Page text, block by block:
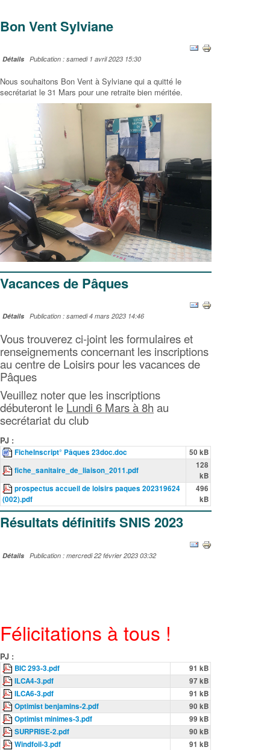
Bon Vent Sylviane
Détails Publication : samedi 1 avril 2023 15:30
Nous souhaitons Bon Vent à Sylviane qui a quitté le
secrétariat le 31 Mars pour une retraite bien méritée.
Vacances de Pâques
Détails Publication : samedi 4 mars 2023 14:46
Vous trouverez ci-joint les formulaires et
renseignements concernant les inscriptions
au centre de Loisirs pour les vacances de
Pâques
Veuillez noter que les inscriptions
débuteront le Lundi 6 Mars à 8h au
secrétariat du club
PJ :
FicheInscript° Pâques 23doc.doc
50 kB
fiche_sanitaire_de_liaison_2011.pdf
128
kB
prospectus accueil de loisirs paques 202319624
(002).pdf
496
kB
Résultats définitifs SNIS 2023
Détails Publication : mercredi 22 février 2023 03:32
Félicitations à tous !
PJ :
BIC 293-3.pdf
91 kB
ILCA4-3.pdf
97 kB
ILCA6-3.pdf
91 kB
Optimist benjamins-2.pdf
90 kB
Optimist minimes-3.pdf
99 kB
SURPRISE-2.pdf
90 kB
Windfoil-3.pdf
91 kB